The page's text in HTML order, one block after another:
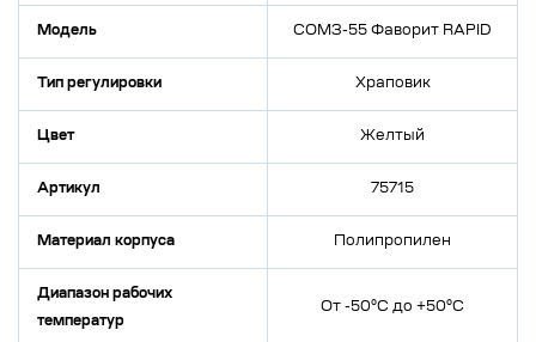
Модель СОМЗ-55 Фаворит RAPID
Тип регулировки Храповик
Цвет Желтый
Артикул 75715
Материал корпуса Полипропилен
Диапазон рабочих
температур
От -50°C до +50°C